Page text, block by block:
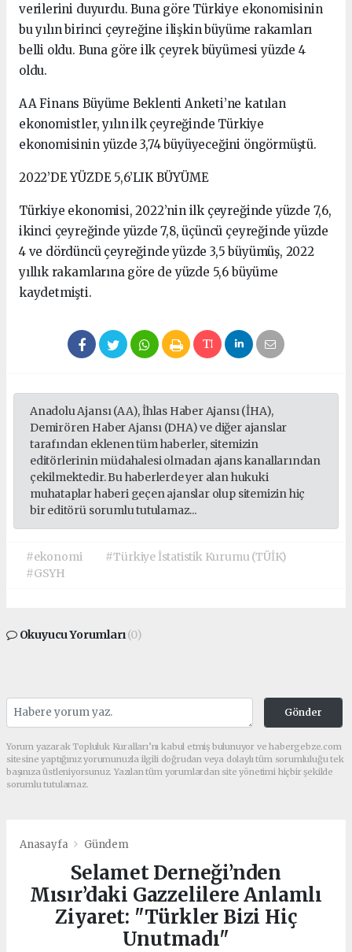
verilerini duyurdu. Buna göre Türkiye ekonomisinin
bu yılın birinci çeyreğine ilişkin büyüme rakamları
belli oldu. Buna göre ilk çeyrek büyümesi yüzde 4
oldu.
AA Finans Büyüme Beklenti Anketi’ne katılan
ekonomistler, yılın ilk çeyreğinde Türkiye
ekonomisinin yüzde 3,74 büyüyeceğini öngörmüştü.
2022’DE YÜZDE 5,6’LIK BÜYÜME
Türkiye ekonomisi, 2022’nin ilk çeyreğinde yüzde 7,6,
ikinci çeyreğinde yüzde 7,8, üçüncü çeyreğinde yüzde
4 ve dördüncü çeyreğinde yüzde 3,5 büyümüş, 2022
yıllık rakamlarına göre de yüzde 5,6 büyüme
kaydetmişti.
Anadolu Ajansı (AA), İhlas Haber Ajansı (İHA),
Demirören Haber Ajansı (DHA) ve diğer ajanslar
tarafından eklenen tüm haberler, sitemizin
editörlerinin müdahalesi olmadan ajans kanallarından
çekilmektedir. Bu haberlerde yer alan hukuki
muhataplar haberi geçen ajanslar olup sitemizin hiç
bir editörü sorumlu tutulamaz...
#ekonomi
#Türkiye İstatistik Kurumu (TÜİK)
#GSYH
Okuyucu Yorumları(0)
Gönder
Yorum yazarak Topluluk Kuralları’nı kabul etmiş bulunuyor ve habergebze.com
sitesine yaptığınız yorumunuzla ilgili doğrudan veya dolaylı tüm sorumluluğu tek
başınıza üstleniyorsunuz. Yazılan tüm yorumlardan site yönetimi hiçbir şekilde
sorumlu tutulamaz.
Anasayfa Gündem
Selamet Derneği’nden
Mısır’daki Gazzelilere Anlamlı
Ziyaret: "Türkler Bizi Hiç
Unutmadı"